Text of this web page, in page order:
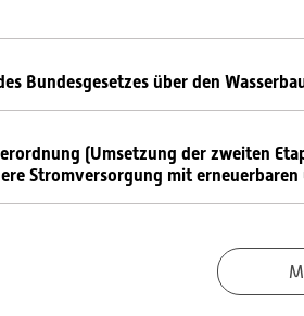
Bundesgesetzes über den
(Umsetzung der zweiten
Stromversorgung mit erneuerbaren